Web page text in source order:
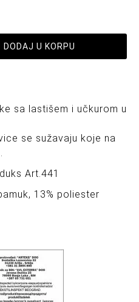
DODAJ U KORPU
sa lastišem i učkurom u
se sužavaju koje na
Art.441
13% poliester